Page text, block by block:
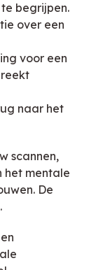
begrijpen.
over een
voor een
naar het
scannen,
het mentale
De